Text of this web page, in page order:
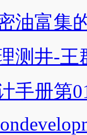
油富集
测井-王
手册第